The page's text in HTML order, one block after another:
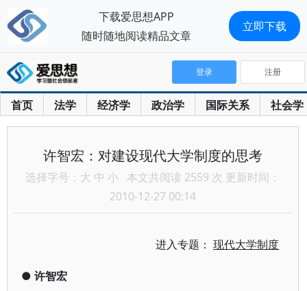
首页 法学 经济学 政治学 国际关系 社会学
登录 注册
许智宏：对建设现代大学制度的思考
选择字号： 大 中 小 本文共阅读 2559 次 更新时间：
2010-12-27 00:14
进入专题：现代大学制度
● 许智宏
下载爱思想APP
随时随地阅读精品文章
立即下载